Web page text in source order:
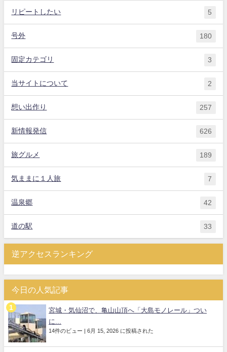
リピートしたい 5
号外 180
固定カテゴリ 3
当サイトについて 2
想い出作り 257
新情報発信 626
旅グルメ 189
気ままに１人旅 7
温泉郷 42
道の駅 33
逆アクセスランキング
今日の人気記事
宮城・気仙沼で、亀山山頂へ「大島モノレール」つい
に...
14件のビュー | 6月 15, 2026 に投稿された